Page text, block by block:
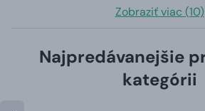
Zobraziť viac (10)
Najpredávanejšie
kategórii